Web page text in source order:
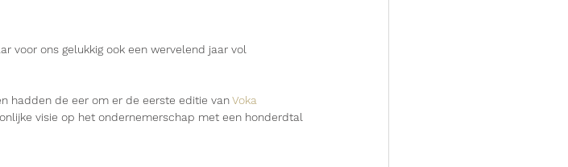
voor ons gelukkig ook een wervelend jaar vol
hadden de eer om er de eerste editie van Voka
visie op het ondernemerschap met een honderdtal